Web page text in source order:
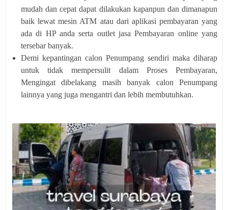
mudah dan cepat dapat dilakukan kapanpun dan dimanapun
baik lewat mesin ATM atau dari aplikasi pembayaran yang
ada di HP anda serta outlet jasa Pembayaran online yang
tersebar banyak.
Demi kepantingan calon Penumpang sendiri maka diharap
untuk tidak mempersulit dalam Proses Pembayaran,
Mengingat dibelakang masih banyak calon Penumpang
lainnya yang juga mengantri dan lebih membutuhkan.